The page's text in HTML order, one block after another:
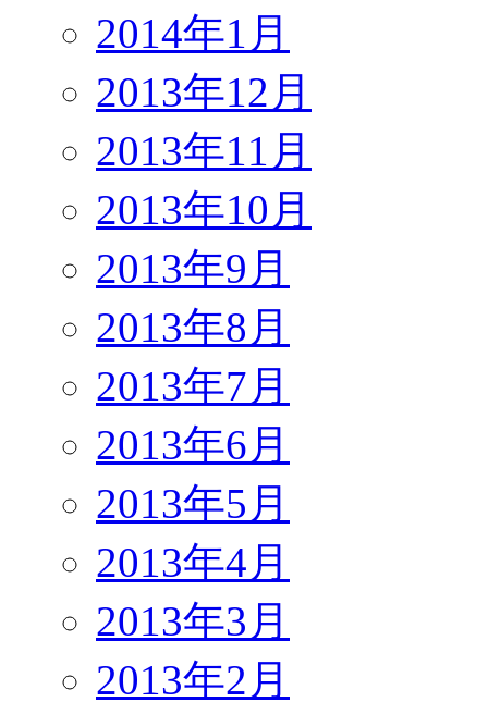
2014年1月
2013年12月
2013年11月
2013年10月
2013年9月
2013年8月
2013年7月
2013年6月
2013年5月
2013年4月
2013年3月
2013年2月